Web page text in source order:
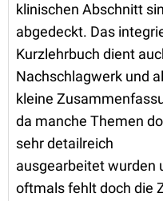
klinischen Abschnitt
abgedeckt. Das
Kurzlehrbuch dient
Nachschlagwerk und
kleine
da manche Themen
sehr detailreich
ausgearbeitet wurden
oftmals fehlt doch die